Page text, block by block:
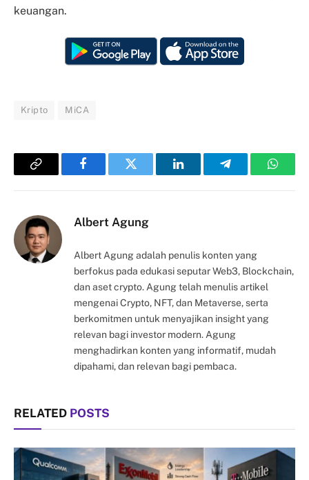
keuangan.
Kripto MiCA
Copy
FacebookTwitter LinkedInTelegram
Albert Agung
Albert Agung adalah penulis konten yang
berfokus pada edukasi seputar Web3, Blockchain,
dan aset crypto. Agung telah menulis artikel
mengenai Crypto, NFT, dan Metaverse, serta
berkomitmen untuk menyajikan insight yang
relevan bagi investor modern. Agung
menghadirkan konten yang informatif, mudah
dipahami, dan relevan bagi pembaca.
RELATED POSTS